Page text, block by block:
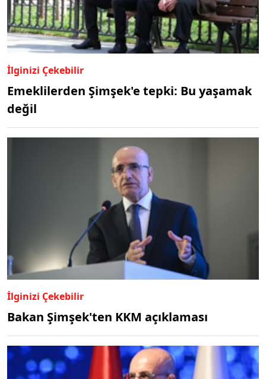
İlginizi Çekebilir
Emeklilerden Şimşek'e tepki: Bu yaşamak
değil
İlginizi Çekebilir
Bakan Şimşek'ten KKM açıklaması